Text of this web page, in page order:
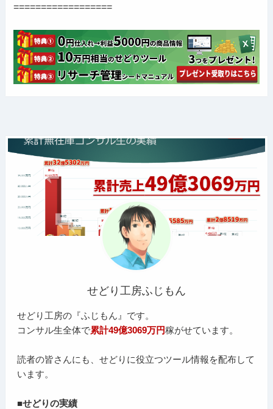
==================
せどり工房ふじもん
せどり工房の『ふじもん』です。
コンサル生全体で累計49億3069万円稼がせています。
読者の皆さんにも、せどりに役立つツール情報を配布して
います。
■せどりの実績